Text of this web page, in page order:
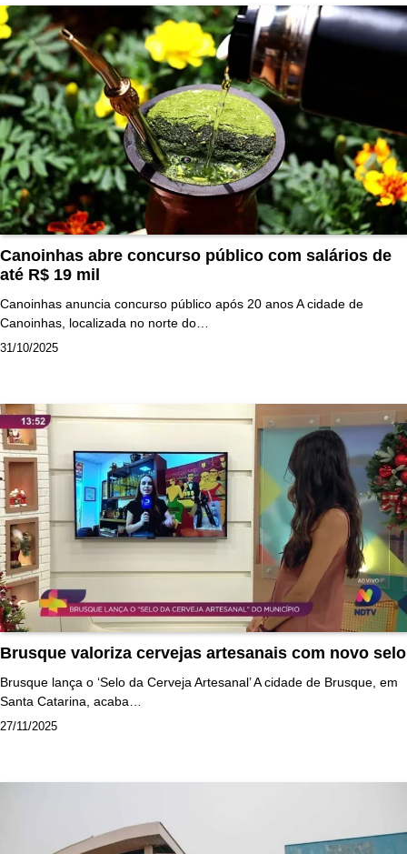
Canoinhas abre concurso público com salários de
até R$ 19 mil
Canoinhas anuncia concurso público após 20 anos A cidade de
Canoinhas, localizada no norte do…
31/10/2025
Brusque valoriza cervejas artesanais com novo selo
Brusque lança o ‘Selo da Cerveja Artesanal’ A cidade de Brusque, em
Santa Catarina, acaba…
27/11/2025